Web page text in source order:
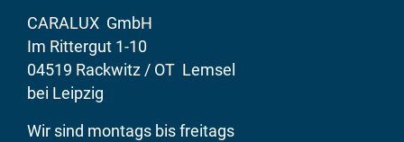
CARALUX GmbH
Im Rittergut 1-10
04519 Rackwitz / OT Lemsel
bei Leipzig
Wir sind montags bis freitags